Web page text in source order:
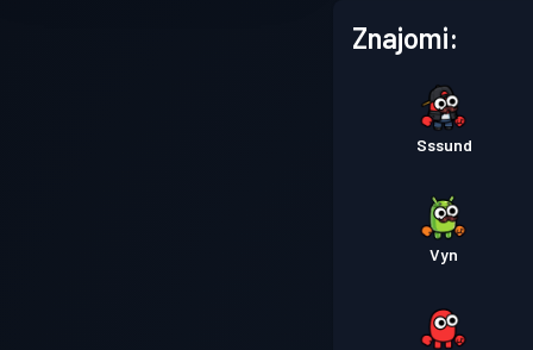
Znajomi:
Sssund
Vyn